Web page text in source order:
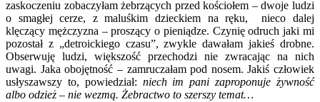
zaskoczeniu zobaczyłam żebrzących przed kościołem – dwoje ludzi
o smagłej cerze, z maluśkim dzieckiem na ręku, nieco dalej
klęczący mężczyzna – proszący o pieniądze. Czynię odruch jaki mi
pozostał z „detroickiego czasu”, zwykle dawałam jakieś drobne.
Obserwuję ludzi, większość przechodzi nie zwracając na nich
uwagi. Jaka obojętność – zamruczałam pod nosem. Jakiś człowiek
usłyszawszy to, powiedział: niech im pani zaproponuje żywność
albo odzież – nie wezmą. Żebractwo to szerszy temat…